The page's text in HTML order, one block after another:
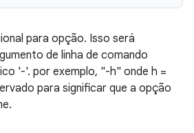
para opção. Isso será
de linha de comando
'-'. por exemplo, "-h" onde h =
para significar que a opção